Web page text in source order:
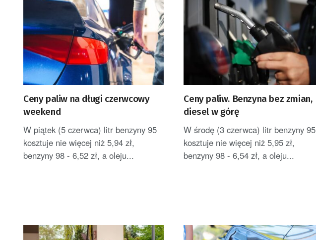
Ceny paliw na długi czerwcowy
weekend
W piątek (5 czerwca) litr benzyny 95
kosztuje nie więcej niż 5,94 zł,
benzyny 98 - 6,52 zł, a oleju...
Ceny paliw. Benzyna bez zmian,
diesel w górę
W środę (3 czerwca) litr benzyny 95
kosztuje nie więcej niż 5,95 zł,
benzyny 98 - 6,54 zł, a oleju...